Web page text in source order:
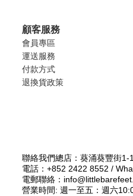
顧客服務
會員專區
運送服務
付款方式
退換貨政策
聯絡我們總店：葵涌葵豐街1-
電話：+852 2422 8552 /
電郵聯絡：
營業時間: 週一至五：週六